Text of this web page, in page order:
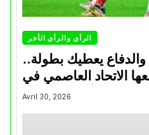
الرأي والرأي الأخر
والدفاع يعطيك بطولة..
الاتحاد العاصمي في
تتويجاته آخر السنوات
Avril 30, 2026